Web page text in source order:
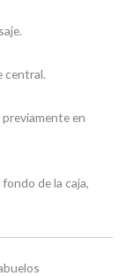
central.
en
de la caja,